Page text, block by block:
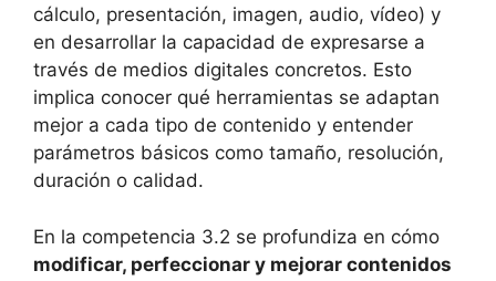
cálculo, presentación, imagen, audio, vídeo) y
en desarrollar la capacidad de expresarse a
través de medios digitales concretos. Esto
implica conocer qué herramientas se adaptan
mejor a cada tipo de contenido y entender
parámetros básicos como tamaño, resolución,
duración o calidad.
En la competencia 3.2 se profundiza en cómo
modificar, perfeccionar y mejorar contenidos